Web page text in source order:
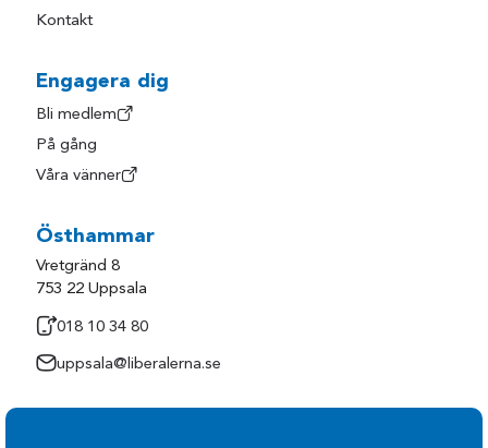
Kontakt
Engagera dig
Bli medlem
På gång
Våra vänner
Östhammar
Vretgränd 8
753 22 Uppsala
018 10 34 80
uppsala@liberalerna.se